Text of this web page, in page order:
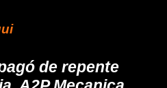
de repente